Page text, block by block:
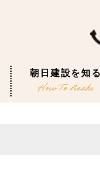
朝日建設を知る